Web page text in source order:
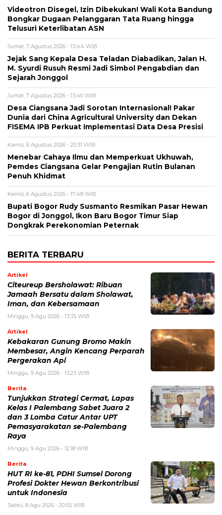
Videotron Disegel, Izin Dibekukan! Wali Kota Bandung
Bongkar Dugaan Pelanggaran Tata Ruang hingga
Telusuri Keterlibatan ASN
Jumat, 7 Agustus 2026 - 13:44 WIB
Jejak Sang Kepala Desa Teladan Diabadikan, Jalan H.
M. Syurdi Rusuh Resmi Jadi Simbol Pengabdian dan
Sejarah Jonggol
Jumat, 7 Agustus 2026 - 13:40 WIB
Desa Ciangsana Jadi Sorotan Internasional! Pakar
Dunia dari China Agricultural University dan Dekan
FISEMA IPB Perkuat Implementasi Data Desa Presisi
Kamis, 6 Agustus 2026 - 20:31 WIB
Menebar Cahaya Ilmu dan Memperkuat Ukhuwah,
Pemdes Ciangsana Gelar Pengajian Rutin Bulanan
Penuh Khidmat
Kamis, 6 Agustus 2026 - 17:48 WIB
Bupati Bogor Rudy Susmanto Resmikan Pasar Hewan
Bogor di Jonggol, Ikon Baru Bogor Timur Siap
Dongkrak Perekonomian Peternak
BERITA TERBARU
Artikel
Citeureup Bersholawat: Ribuan
Jamaah Bersatu dalam Sholawat,
Iman, dan Kebersamaan
Minggu, 9 Agu 2026 - 13:35 WIB
Artikel
Kebakaran Gunung Bromo Makin
Membesar, Angin Kencang Perparah
Pergerakan Api
Minggu, 9 Agu 2026 - 13:25 WIB
Berita
Tunjukkan Strategi Cermat, Lapas
Kelas I Palembang Sabet Juara 2
dan 3 Lomba Catur Antar UPT
Pemasyarakatan se-Palembang
Raya
Minggu, 9 Agu 2026 - 12:18 WIB
Berita
HUT RI ke-81, PDHI Sumsel Dorong
Profesi Dokter Hewan Berkontribusi
untuk Indonesia
Sabtu, 8 Agu 2026 - 20:55 WIB